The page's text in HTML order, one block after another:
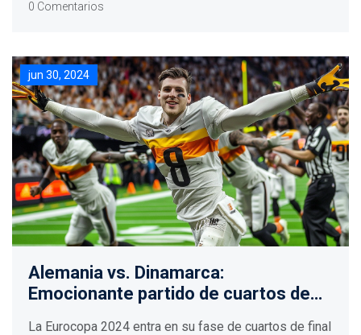
fue derrotado en sets corridos por el australiano
0 Comentarios
jun 30, 2024
Alemania vs. Dinamarca:
Emocionante partido de cuartos de
La Eurocopa 2024 entra en su fase de cuartos de final